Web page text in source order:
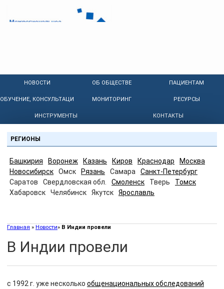
НОВОСТИ ОБ ОБЩЕСТВЕ ПАЦИЕНТАМ
ОБУЧЕНИЕ, КОНСУЛЬТАЦИИ МОНИТОРИНГ РЕСУРСЫ
ИНСТРУМЕНТЫ КОНТАКТЫ
РЕГИОНЫ
Башкирия Воронеж Казань Киров Краснодар
Москва
Новосибирск
Омск Рязань Самара
Санкт-Петербург
Саратов
Свердловская обл. Смоленск Тверь
Томск
Хабаровск
Челябинск Якутск Ярославль
Главная » Новости» В Индии провели
В Индии провели
с 1992 г. уже несколько общенациональных обследований